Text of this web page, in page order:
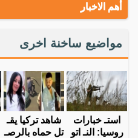
أهم الاخبار
مواضيع ساخنة اخرى
استـ خبارات
روسيا: النـ اتو
شاهد تركيا يقـ
تل حماه بالرصـ